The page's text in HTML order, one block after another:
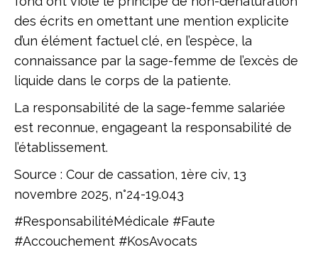
des écrits en omettant une mention explicite
d’un élément factuel clé, en l’espèce, la
connaissance par la sage-femme de l’excès de
liquide dans le corps de la patiente.
La responsabilité de la sage-femme salariée
est reconnue, engageant la responsabilité de
l’établissement.
Source : Cour de cassation, 1ère civ, 13
novembre 2025, n°24-19.043
#ResponsabilitéMédicale #Faute
#Accouchement #KosAvocats